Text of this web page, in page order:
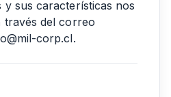
sus características nos
través del correo
corp.cl.